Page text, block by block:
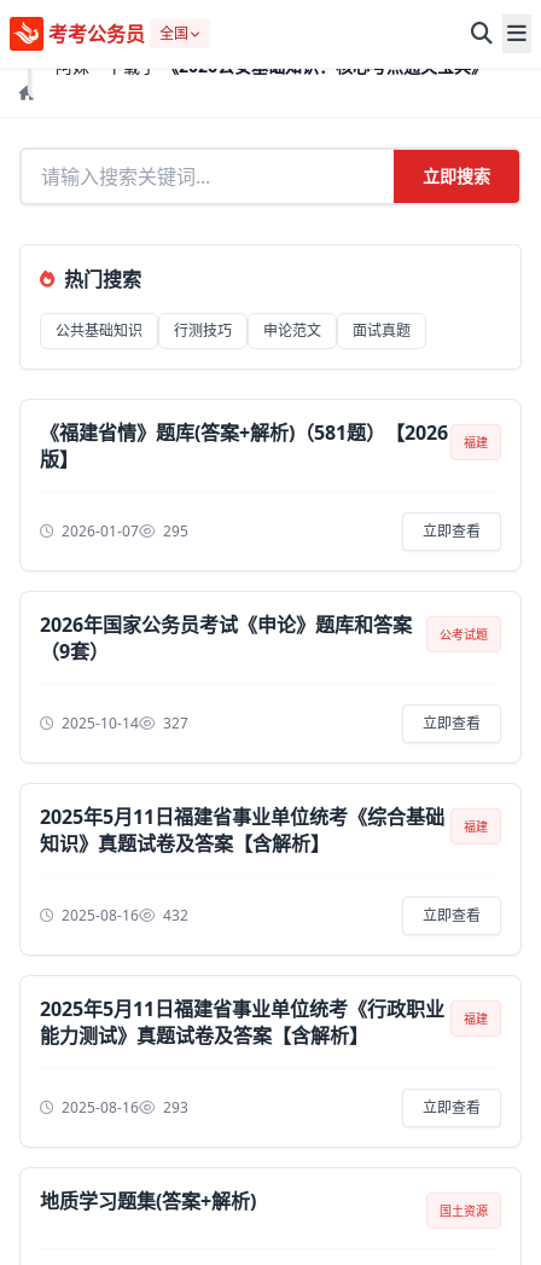
考考公务员 全国
立即搜索
热门搜索
公共基础知识 行测技巧 申论范文 面试真题
《福建省情》题库(答案+解析)（581题）【2026
版】
福建
2026-01-07 295 立即查看
2026年国家公务员考试《申论》题库和答案
（9套）
公考试题
2025-10-14 327 立即查看
2025年5月11日福建省事业单位统考《综合基础
知识》真题试卷及答案【含解析】
福建
2025-08-16 432 立即查看
2025年5月11日福建省事业单位统考《行政职业
能力测试》真题试卷及答案【含解析】
福建
2025-08-16 293 立即查看
地质学习题集(答案+解析) 国土资源
✓ 5小时前
阿姝-- 下载了 《2026公安基础知识：核心考点通关宝典》